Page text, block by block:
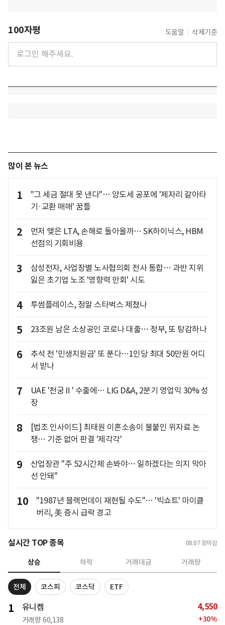
100자평 도움말 삭제기준
많이 본 뉴스
1
"그 세금 절대 못 낸다"… 양도세 공포에 '제자리 갈아타
기·교환 매매' 꿈틀
2
먼저 맺은 LTA, 손해로 돌아올까… SK하이닉스, HBM
선점의 기회비용
3
삼성전자, 사업장별 노사협의회 전사 통합… 과반 지위
잃은 초기업 노조 '영향력 만회' 시도
4 투썸플레이스, 정말 스타벅스 제쳤나
5 23조원 남은 소상공인 코로나 대출… 정부, 또 탕감하나
6
추석 전 '민생지원금' 또 푼다…1인당 최대 50만원 어디
서 받나
7
UAE '천궁Ⅱ' 수출에… LIG D&A, 2분기 영업익 30% 성
장
8
[법조 인사이드] 최태원 이혼소송이 불붙인 위자료 논
쟁… 기준 없어 판결 '제각각'
9
산업장관 "주 52시간제 손봐야… 일하겠다는 의지 막아
선 안돼"
10
"1987년 블랙먼데이 재현될 수도"… '빅쇼트' 마이클
버리, 美 증시 급락 경고
실시간 TOP 종목 08.07 장마감
상승 하락 거래대금 거래량
전체 코스피 코스닥 ETF
1 유니켐
거래량 60,138
4,550
+30%